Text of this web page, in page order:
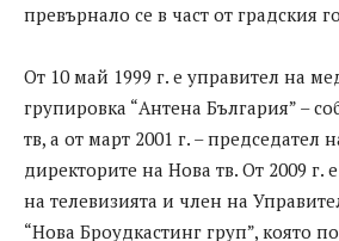
превърнало се в част от градския
От 10 май 1999 г. е управител на
групировка “Антена България” –
тв, а от март 2001 г. – председател
директорите на Нова тв. От 2009 г.
на телевизията и член на
“Нова Броудкастинг груп”, която